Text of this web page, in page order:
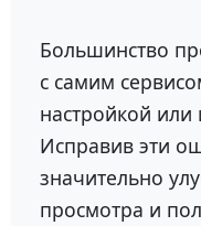
Большинство
с самим
настройкой
Исправив эти
значительно
просмотра и